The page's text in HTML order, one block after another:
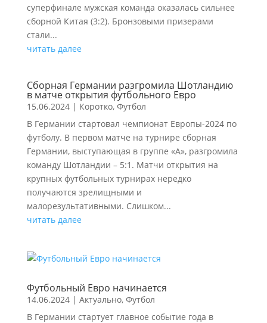
суперфинале мужская команда оказалась сильнее
сборной Китая (3:2). Бронзовыми призерами
стали...
читать далее
Сборная Германии разгромила Шотландию
в матче открытия футбольного Евро
15.06.2024| Коротко, Футбол
В Германии стартовал чемпионат Европы-2024 по
футболу. В первом матче на турнире сборная
Германии, выступающая в группе «А», разгромила
команду Шотландии – 5:1. Матчи открытия на
крупных футбольных турнирах нередко
получаются зрелищными и
малорезультативными. Слишком...
читать далее
Футбольный Евро начинается
14.06.2024| Актуально, Футбол
В Германии стартует главное событие года в